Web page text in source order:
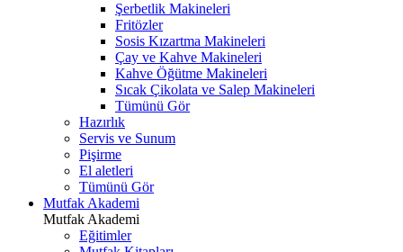
Şerbetlik Makineleri
Fritözler
Sosis Kızartma Makineleri
Çay ve Kahve Makineleri
Kahve Öğütme Makineleri
Sıcak Çikolata ve Salep Makineleri
Tümünü Gör
Hazırlık
Servis ve Sunum
Pişirme
El aletleri
Tümünü Gör
Mutfak Akademi
Mutfak Akademi
Eğitimler